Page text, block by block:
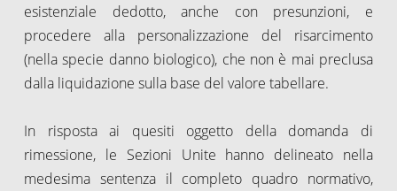
esistenziale dedotto, anche con presunzioni, e
procedere alla personalizzazione del risarcimento
(nella specie danno biologico), che non è mai preclusa
dalla liquidazione sulla base del valore tabellare.
In risposta ai quesiti oggetto della domanda di
rimessione, le Sezioni Unite hanno delineato nella
medesima sentenza il completo quadro normativo,